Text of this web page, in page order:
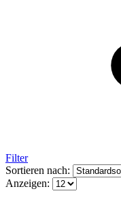
Filter
Sortieren nach:
Anzeigen: